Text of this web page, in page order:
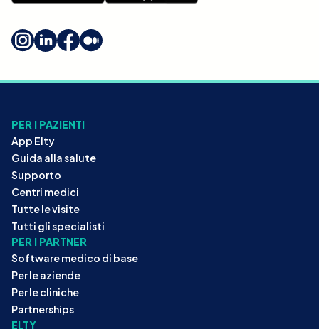
PER I PAZIENTI
App Elty
Guida alla salute
Supporto
Centri medici
Tutte le visite
Tutti gli specialisti
PER I PARTNER
Software medico di base
Per le aziende
Per le cliniche
Partnerships
ELTY